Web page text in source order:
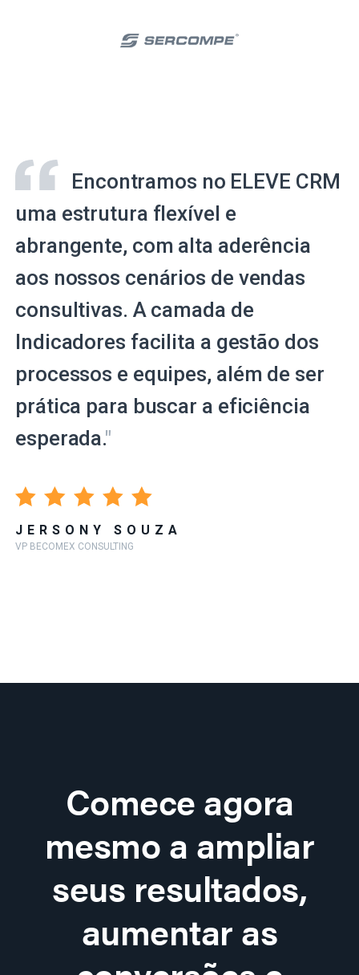
Encontramos no ELEVE CRM
uma estrutura flexível e
abrangente, com alta aderência
aos nossos cenários de vendas
consultivas. A camada de
Indicadores facilita a gestão dos
processos e equipes, além de ser
prática para buscar a eficiência
esperada."
JERSONY SOUZA
VP BECOMEX CONSULTING
Comece agora
mesmo a ampliar
seus resultados,
aumentar as